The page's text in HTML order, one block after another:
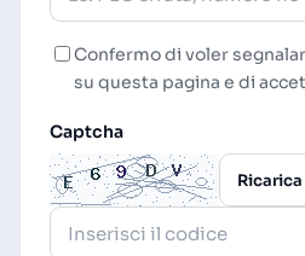
Confermo di voler
su questa pagina e di
Captcha
Ricarica